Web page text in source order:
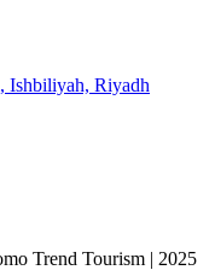
Ishbiliyah, Riyadh
Trend Tourism | 2025